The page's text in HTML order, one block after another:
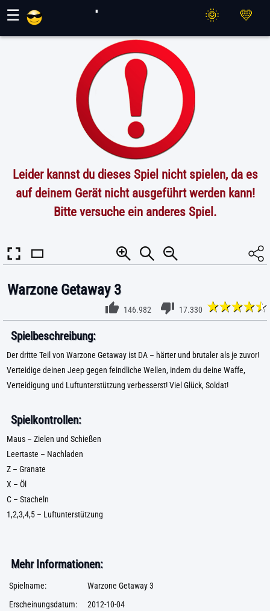
☰
Leider kannst du dieses Spiel nicht spielen, da es
auf deinem Gerät nicht ausgeführt werden kann!
Bitte versuche ein anderes Spiel.
Warzone Getaway 3
146.982 17.330
Spielbeschreibung:
Der dritte Teil von Warzone Getaway ist DA – härter und brutaler als je zuvor!
Verteidige deinen Jeep gegen feindliche Wellen, indem du deine Waffe,
Verteidigung und Luftunterstützung verbesserst! Viel Glück, Soldat!
Spielkontrollen:
Maus – Zielen und Schießen
Leertaste – Nachladen
Z – Granate
X – Öl
C – Stacheln
1,2,3,4,5 – Luftunterstützung
Mehr Informationen:
Spielname:
Warzone Getaway 3
Erscheinungsdatum:
2012-10-04